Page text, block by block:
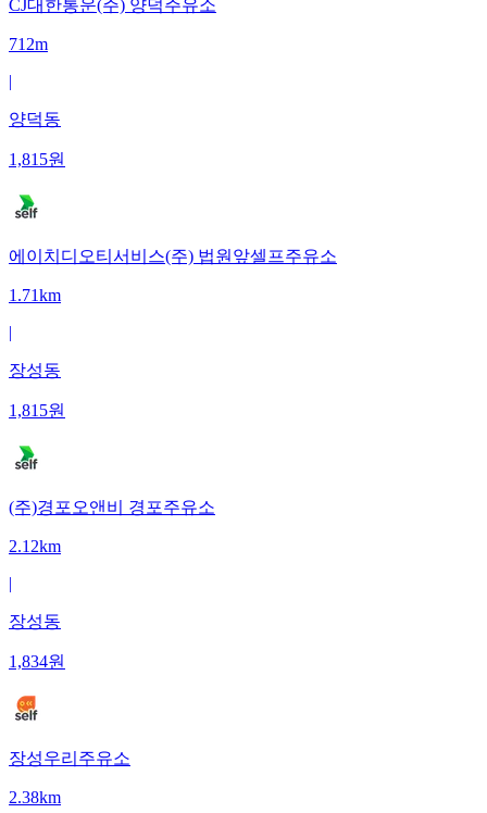
CJ대한통운(주) 양덕주유소
712m
|
양덕동
1,815원
에이치디오티서비스(주) 법원앞셀프주유소
1.71km
|
장성동
1,815원
(주)경포오앤비 경포주유소
2.12km
|
장성동
1,834원
장성우리주유소
2.38km